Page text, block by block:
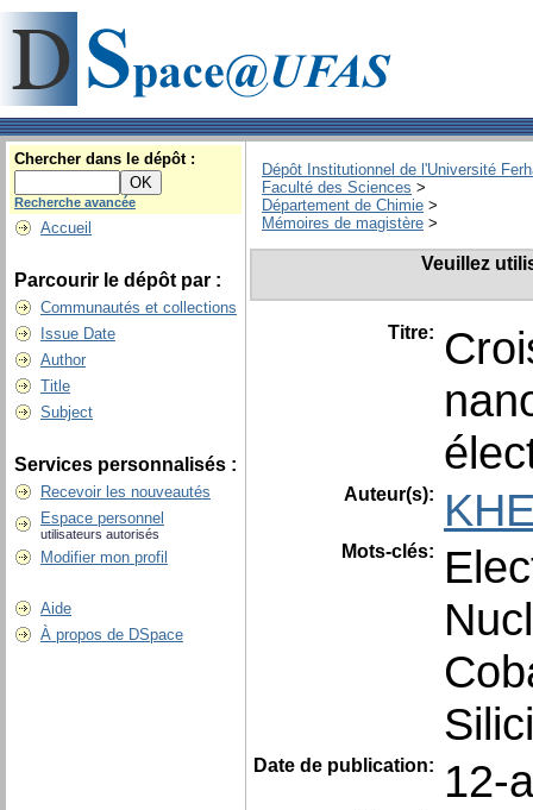
Chercher dans le dépôt :
Recherche avancée
Accueil
Parcourir le dépôt par :
Communautés et collections
Issue Date
Author
Title
Subject
Services personnalisés :
Recevoir les nouveautés
Espace personnel
utilisateurs autorisés
Modifier mon profil
Aide
À propos de DSpace
Dépôt Institutionnel de l'Université
Faculté des Sciences >
Département de Chimie >
Mémoires de magistère >
Veuillez
Titre:
Auteur(s):
Mots-clés:
Date de publication: 12-